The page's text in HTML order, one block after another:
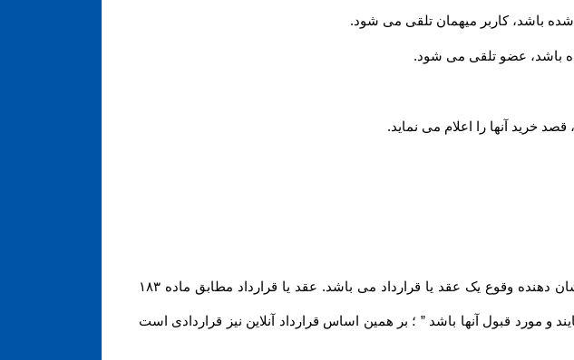
شده باشد، کاربر میهمان تلقی می شود.
باشد، عضو تلقی می شود.
خرید آنها را اعلام می نماید.
مشابه محیط فیزیکی، در محیط الکترونیکی نیز هر گونه داد و ستدی که انجام می گیرد، نشان دهنده وقوع یک عقد یا قرارداد می باشد. عقد یا قرارداد مطابق ماده ۱۸۳
و مورد قبول آنها باشد ” ؛ بر همین اساس قرارداد آنلاین نیز قراردادی است